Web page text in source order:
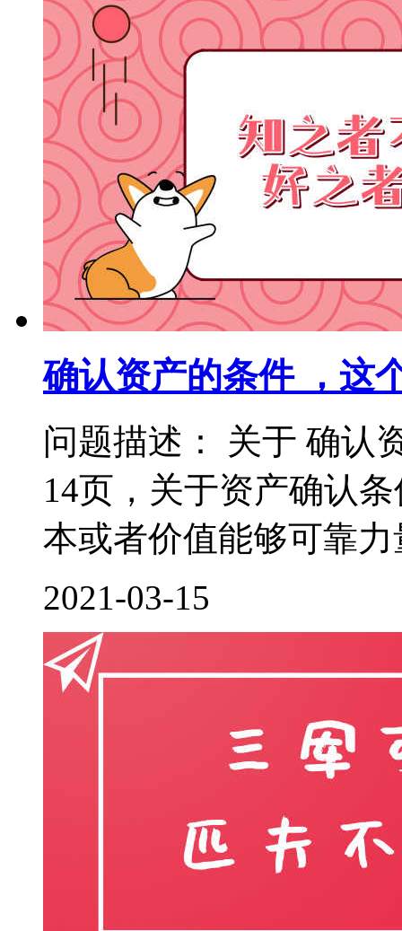
确认资产的条件 ，这
问题描述： 关于 确认
14页，关于资产确认
本或者价值能够可靠
2021-03-15